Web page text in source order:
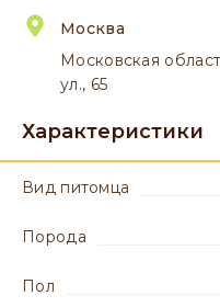
Москва
Московская
ул., 65
Характеристики
вид питомца
порода
пол